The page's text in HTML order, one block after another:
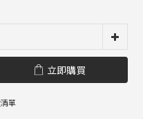
立即購買
單